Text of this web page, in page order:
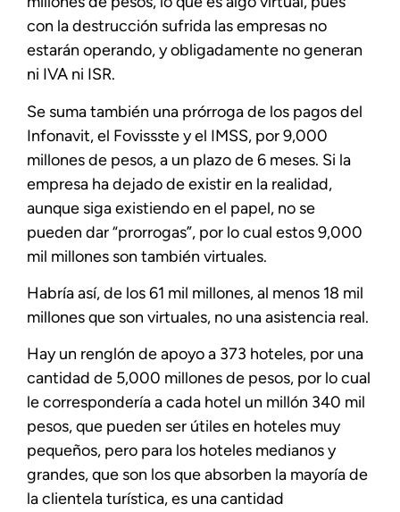
con la destrucción sufrida las empresas no
estarán operando, y obligadamente no generan
ni IVA ni ISR.
Se suma también una prórroga de los pagos del
Infonavit, el Fovissste y el IMSS, por 9,000
millones de pesos, a un plazo de 6 meses. Si la
empresa ha dejado de existir en la realidad,
aunque siga existiendo en el papel, no se
pueden dar “prorrogas”, por lo cual estos 9,000
mil millones son también virtuales.
Habría así, de los 61 mil millones, al menos 18 mil
millones que son virtuales, no una asistencia real.
Hay un renglón de apoyo a 373 hoteles, por una
cantidad de 5,000 millones de pesos, por lo cual
le correspondería a cada hotel un millón 340 mil
pesos, que pueden ser útiles en hoteles muy
pequeños, pero para los hoteles medianos y
grandes, que son los que absorben la mayoría de
la clientela turística, es una cantidad